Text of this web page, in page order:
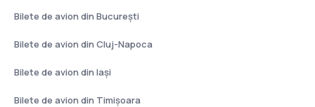
Bilete de avion din București
Bilete de avion din Cluj-Napoca
Bilete de avion din Iași
Bilete de avion din Timișoara